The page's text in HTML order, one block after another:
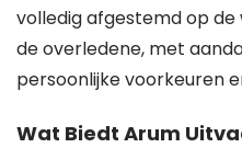
volledig afgestemd op de
de overledene, met
persoonlijke voorkeuren
Wat Biedt Arum